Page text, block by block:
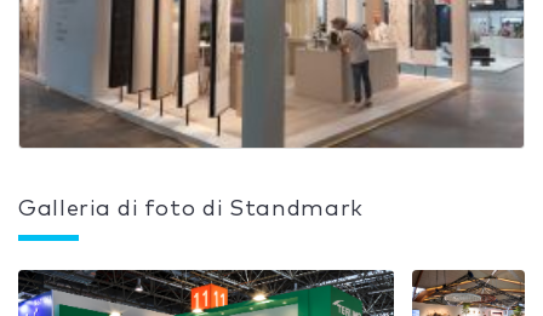
Galleria di foto di Standmark